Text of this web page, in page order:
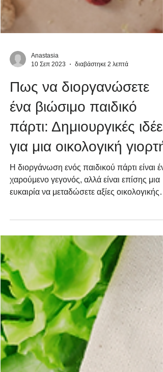
10 Σεπ 2023
διαβάστηκε 2 λεπτά
Πως να διοργανώσετε
ένα βιώσιμο παιδικό
για μια οικολογική γιορτή!
Η διοργάνωση ενός παιδικού πάρτι είναι
χαρούμενο γεγονός, αλλά είναι επίσης μια
ευκαιρία να μεταδώσετε αξίες οικολογικής
συνείδησης...